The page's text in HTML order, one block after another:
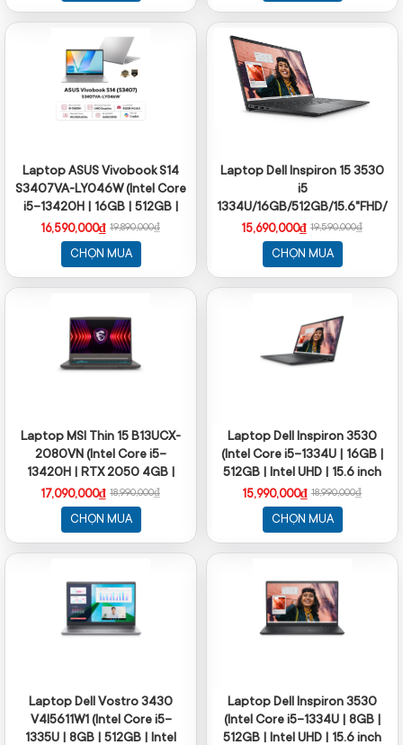
Laptop ASUS Vivobook S14
S3407VA-LY046W (Intel Core
i5-13420H | 16GB | 512GB |
Intel UHD | 14 inch WUXGA IPS
60Hz | Win 11 | Bạc)
16,590,000₫ 19,890,000₫
CHỌN MUA
Laptop Dell Inspiron 15 3530
i5
1334U/16GB/512GB/15.6"FHD/
HS24/OS365
15,690,000₫ 19,590,000₫
CHỌN MUA
Laptop MSI Thin 15 B13UCX-
2080VN (Intel Core i5-
13420H | RTX 2050 4GB |
15.6 inch FHD IPS 144Hz | 16
GB | 512GB | Win 11 | Xám)
17,090,000₫ 18,990,000₫
CHỌN MUA
Laptop Dell Inspiron 3530
(Intel Core i5-1334U | 16GB |
512GB | Intel UHD | 15.6 inch
FHD 120Hz | Win 11 | Office
HS21 | Đen)
15,990,000₫ 18,990,000₫
CHỌN MUA
Laptop Dell Vostro 3430
V4I5611W1 (Intel Core i5-
1335U | 8GB | 512GB | Intel
Laptop Dell Inspiron 3530
(Intel Core i5-1334U | 8GB |
512GB | Intel UHD | 15.6 inch